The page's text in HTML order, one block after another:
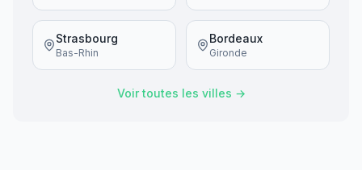
Strasbourg
Bas-Rhin
Bordeaux
Gironde
Voir toutes les villes →